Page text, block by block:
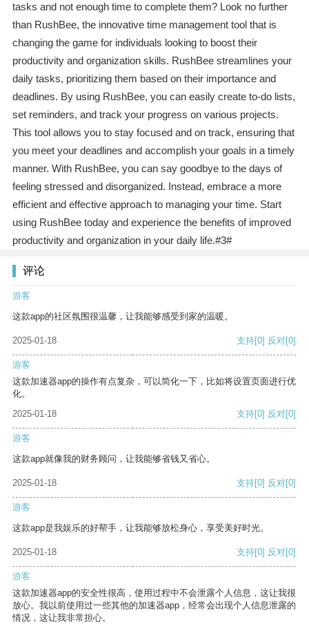
tasks and not enough time to complete them? Look no further
than RushBee, the innovative time management tool that is
changing the game for individuals looking to boost their
productivity and organization skills. RushBee streamlines your
daily tasks, prioritizing them based on their importance and
deadlines. By using RushBee, you can easily create to-do lists,
set reminders, and track your progress on various projects.
This tool allows you to stay focused and on track, ensuring that
you meet your deadlines and accomplish your goals in a timely
manner. With RushBee, you can say goodbye to the days of
feeling stressed and disorganized. Instead, embrace a more
efficient and effective approach to managing your time. Start
using RushBee today and experience the benefits of improved
productivity and organization in your daily life.#3#
评论
游客
这款app的社区氛围很温馨，让我能够感受到家的温暖。
2025-01-18 支持[0] 反对[0]
游客
这款加速器app的操作有点复杂，可以简化一下，比如将设置页面进行优
化。
2025-01-18
支持[0] 反对[0]
游客
这款app就像我的财务顾问，让我能够省钱又省心。
2025-01-18 支持[0] 反对[0]
游客
这款app是我娱乐的好帮手，让我能够放松身心，享受美好时光。
2025-01-18 支持[0] 反对[0]
游客
这款加速器app的安全性很高，使用过程中不会泄露个人信息，这让我很
放心。我以前使用过一些其他的加速器app，经常会出现个人信息泄露的
情况，这让我非常担心。